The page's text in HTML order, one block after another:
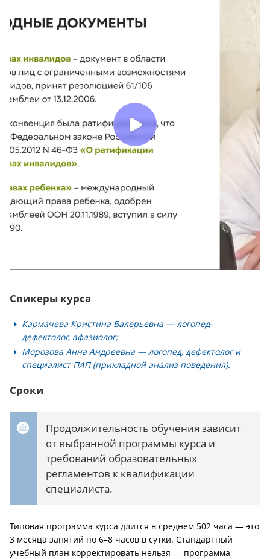
Спикеры курса
Кармачева Кристина Валерьевна — логопед-
дефектолог, афазиолог;
Морозова Анна Андреевна — логопед, дефектолог и
специалист ПАП (прикладной анализ поведения).
Сроки
Продолжительность обучения зависит
от выбранной программы курса и
требований образовательных
регламентов к квалификации
специалиста.
Типовая программа курса длится в среднем 502 часа — это
3 месяца занятий по 6–8 часов в сутки. Стандартный
учебный план корректировать нельзя — программа